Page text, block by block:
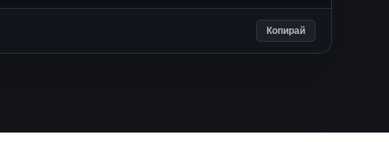
Копирай